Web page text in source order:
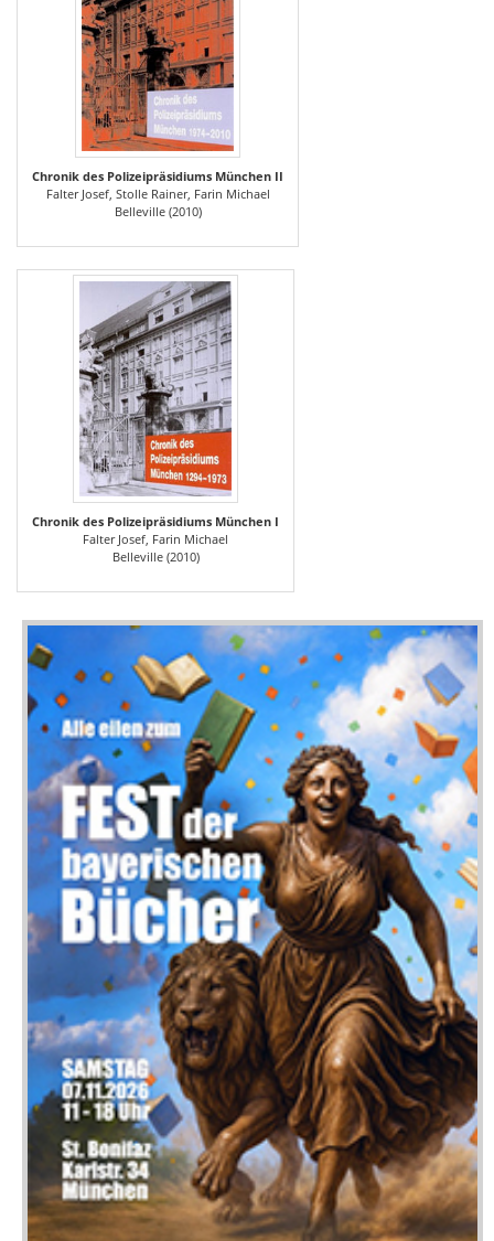
Chronik des Polizeipräsidiums München II
Falter Josef, Stolle Rainer, Farin Michael
Belleville (2010)
Chronik des Polizeipräsidiums München I
Falter Josef, Farin Michael
Belleville (2010)